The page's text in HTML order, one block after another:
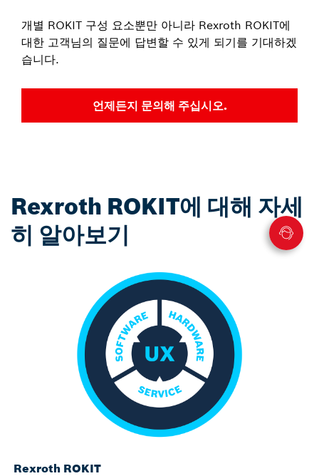
개별 ROKIT 구성 요소뿐만 아니라 Rexroth ROKIT에
대한 고객님의 질문에 답변할 수 있게 되기를 기대하겠
습니다.
언제든지 문의해 주십시오.
Rexroth ROKIT에 대해 자세
히 알아보기
Rexroth ROKIT